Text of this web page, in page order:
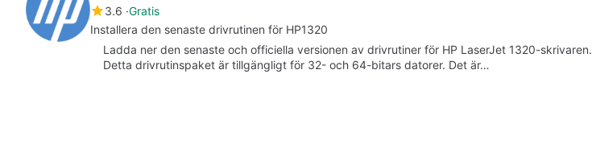
3.6 Gratis
Installera den senaste drivrutinen för HP1320
Ladda ner den senaste och officiella versionen av drivrutiner för HP LaserJet 1320-skrivaren.
Detta drivrutinspaket är tillgängligt för 32- och 64-bitars datorer. Det är…